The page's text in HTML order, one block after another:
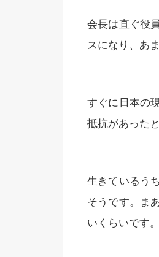
会長は直ぐ役
スになり、あ
すぐに日本の
抵抗があった
生きているう
そうです。ま
いくらいです。